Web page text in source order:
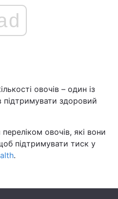
Політика
Наука
Інциденти
овочів – один із
підтримувати здоровий
овочів, які вони
підтримувати тиск у
.